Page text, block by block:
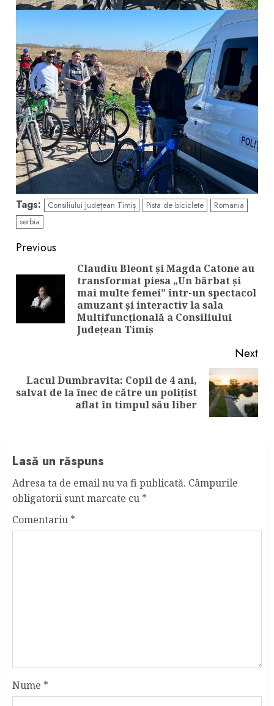
Tags: Consiliului Județean Timiș Pista de biciclete
Romania
serbia
Continue
Reading
Previous
Claudiu Bleont și Magda Catone au
transformat piesa „Un bărbat și
mai multe femei” într-un spectacol
amuzant și interactiv la sala
Multifuncțională a Consiliului
Județean Timiș
Next
Next
Lacul Dumbravita: Copil de 4 ani,
salvat de la înec de către un polițist
aflat în timpul său liber
Lasă un răspuns
Adresa ta de email nu va fi publicată. Câmpurile
obligatorii sunt marcate cu *
Comentariu *
Nume *